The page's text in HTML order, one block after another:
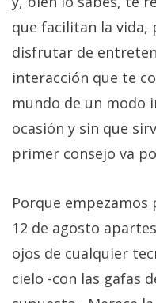
que facilitan la vida,
disfrutar de
interacción que te
mundo de un modo
ocasión y sin que
primer consejo va
Porque
12 de agosto
ojos de cualquier
cielo -con las gafas